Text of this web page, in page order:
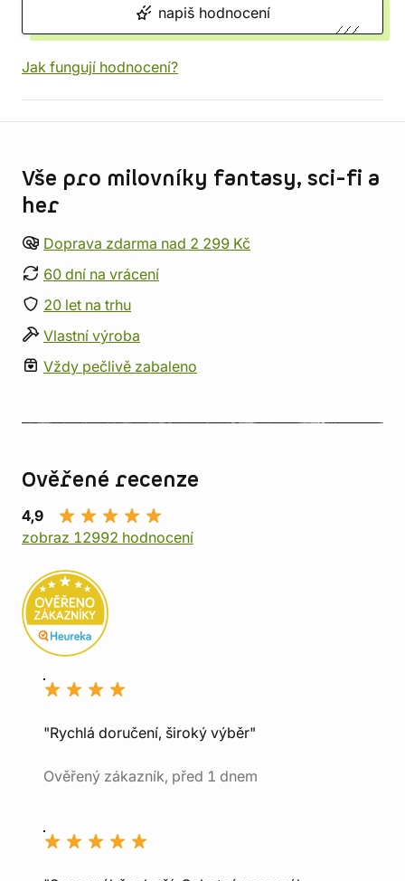
napiš hodnocení
Jak fungují hodnocení?
Vše pro milovníky fantasy, sci-fi a
her
Doprava zdarma nad 2 299 Kč
60 dní na vrácení
20 let na trhu
Vlastní výroba
Vždy pečlivě zabaleno
Ověřené recenze
4,9
zobraz 12992 hodnocení
"Rychlá doručení, široký výběr"
Ověřený zákazník, před 1 dnem